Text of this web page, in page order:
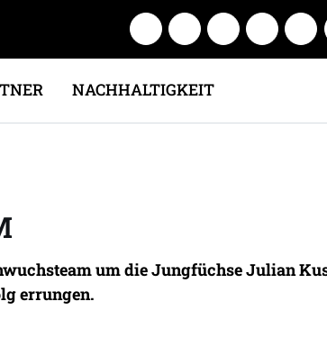
NACHHALTIGKEIT
um die Jungfüchse Julian
errungen.